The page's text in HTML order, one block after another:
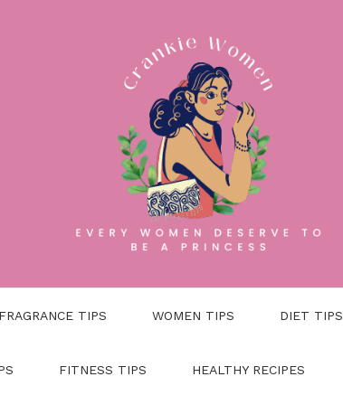
FRAGRANCE TIPS WOMEN TIPS DIET TIPS
FITNESS TIPS HEALTHY RECIPES